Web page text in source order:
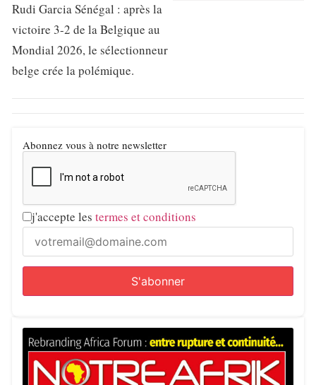
Rudi Garcia Sénégal : après la
victoire 3-2 de la Belgique au
Mondial 2026, le sélectionneur
belge crée la polémique.
Abonnez vous à notre newsletter
j'accepte les termes et conditions